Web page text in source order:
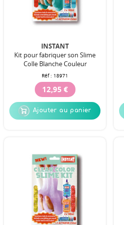
INSTANT
Kit pour fabriquer son Slime
Colle Blanche Couleur
Réf : 18971
12,95 €
Ajouter au panier